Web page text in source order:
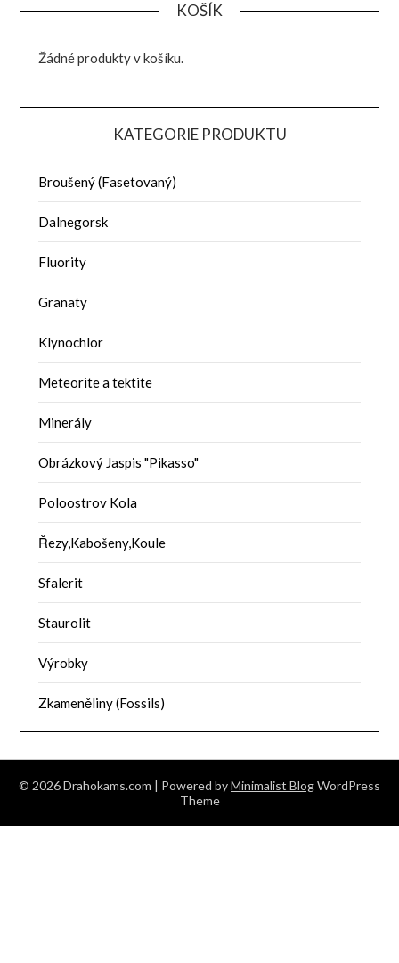
KOŠÍK
Žádné produkty v košíku.
KATEGORIE PRODUKTU
Broušený (Fasetovaný)
Dalnegorsk
Fluority
Granaty
Klynochlor
Meteorite a tektite
Minerály
Obrázkový Jaspis "Pikasso"
Poloostrov Kola
Řezy,Kabošeny,Koule
Sfalerit
Staurolit
Výrobky
Zkameněliny (Fossils)
© 2026 Drahokams.com | Powered byMinimalist BlogWordPress
Theme